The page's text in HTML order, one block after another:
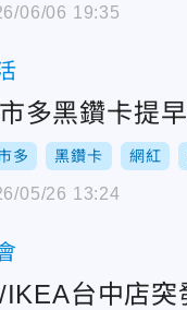
06/06 19:35
多黑鑽卡提
多 黑鑽卡 網紅
05/26 13:24
IKEA台中店